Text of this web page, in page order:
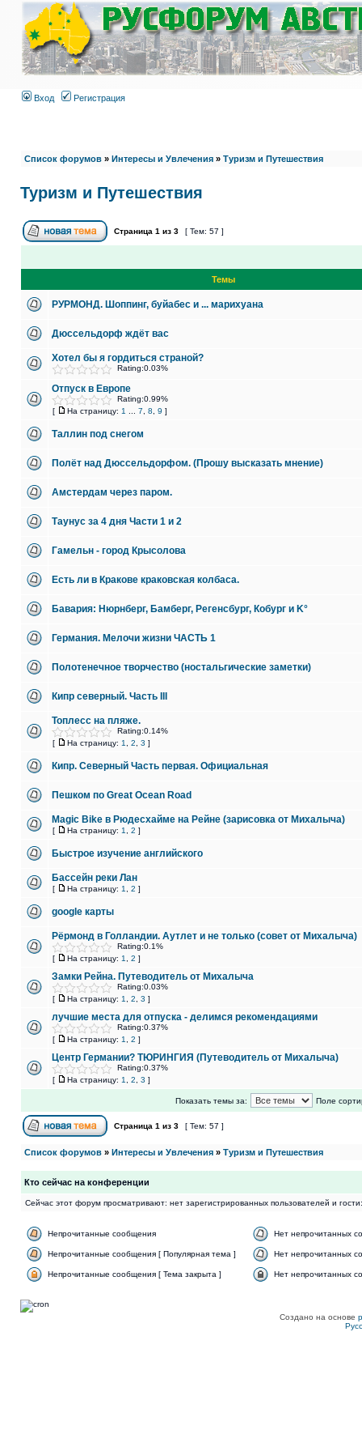
Вход Регистрация
Список форумов » Интересы и Увлечения » Туризм и Путешествия
Туризм и Путешествия
Страница 1 из 3 [ Тем: 57 ]
Темы
РУРМОНД. Шоппинг, буйабес и ... марихуана
Дюссельдорф ждёт вас
Хотел бы я гордиться страной?
Rating:0.03%
Отпуск в Европе
Rating:0.99%
[
На страницу: 1 7 8 9 ]
Таллин под снегом
Полёт над Дюссельдорфом. (Прошу высказать мнение)
Амстердам через паром.
Таунус за 4 дня Части 1 и 2
Гамельн - город Крысолова
Есть ли в Кракове краковская колбаса.
Бавария: Нюрнберг, Бамберг, Регенсбург, Кобург и K°
Германия. Мелочи жизни ЧАСТЬ 1
Полотенечное творчество (ностальгические заметки)
Кипр северный. Часть III
Топлесс на пляже.
Rating:0.14%
[
На страницу: 1 2 3 ]
Кипр. Северный Часть первая. Официальная
Пешком по Great Ocean Road
Magic Bike в Рюдесхайме на Рейне (зарисовка от Михалыча)
[ На страницу: 1 2 ]
Быстрое изучение английского
Бассейн реки Лан
[ На страницу: 1 2 ]
google карты
Рёрмонд в Голландии. Аутлет и не только (совет от Михалыча)
Rating:0.1%
[
На страницу: 1 2 ]
Замки Рейна. Путеводитель от Михалыча
Rating:0.03%
[
На страницу: 1 2 3 ]
лучшие места для отпуска - делимся рекомендациями
Rating:0.37%
[
На страницу: 1 2 ]
Центр Германии? ТЮРИНГИЯ (Путеводитель от Михалыча)
Rating:0.37%
[
На страницу: 1 2 3 ]
Показать темы за: Поле
Страница 1 из 3 [ Тем: 57 ]
Список форумов » Интересы и Увлечения » Туризм и Путешествия
Кто сейчас на конференции
Сейчас этот форум просматривают: нет зарегистрированных пользователей и
Непрочитанные сообщения Нет непрочитанных
Непрочитанные сообщения [ Популярная тема ] Нет непрочитанных
Непрочитанные сообщения [ Тема закрыта ] Нет непрочитанных
Создано на основе